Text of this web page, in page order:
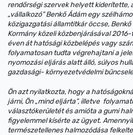
rendőrségi szervek helyett kiderítette,
„vállalkozó” Benkő Ádám egy
közigazgatási államtitkár öccse,
Kormány közeli közbenjárásával
éven át hatósági közbelépés vagy
folyamatosan tudta végrehajtani a
nyomozási eljárás alatt álló, súlyos
gazdasági- környezetvédelmi
Ön azt nyilatkozta, hogy a
járni, Ön „mind eljárta”, illetve
választókerületét és amióta a gumi
figyelemmel kísérte az ügyet.
természetellenes halmozódása